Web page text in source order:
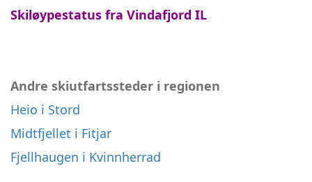
Skiløypestatus fra Vindafjord IL
Andre skiutfartssteder i regionen
Heio i Stord
Midtfjellet i Fitjar
Fjellhaugen i Kvinnherrad